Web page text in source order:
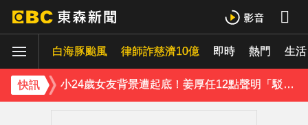
白海豚颱風 律師詐慈濟10億 即時 熱門 生活
快訊
下載東森App，隨時掌握天下大小事！
小24歲女友背景遭起底！姜厚任12點聲明「駁小三傳聞」：你在講三小？